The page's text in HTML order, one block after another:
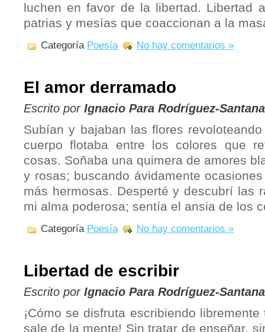
luchen en favor de la libertad. Libertad
patrias y mesías que coaccionan a la
Categoría Poesía No hay comentarios »
El amor derramado
Escrito por Ignacio Para Rodríguez-Santana
Subían y bajaban las flores
cuerpo flotaba entre los colores que
cosas. Soñaba una quimera de amores
y rosas; buscando ávidamente
más hermosas. Desperté y descubrí las
mi alma poderosa; sentía el ansia de los
Categoría Poesía No hay comentarios »
Libertad de escribir
Escrito por Ignacio Para Rodríguez-Santana
¡Cómo se disfruta escribiendo
sale de la mente! Sin tratar de enseñar,